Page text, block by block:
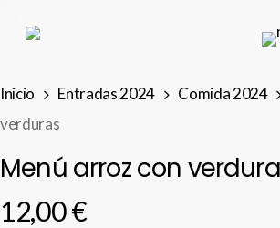
content
Inicio Entradas 2024 Comida 2024
verduras
Menú arroz con
12,00€